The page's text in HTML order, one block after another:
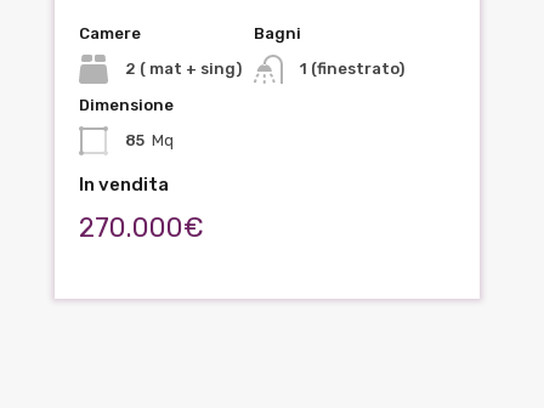
Camere
2 ( mat + sing)
Bagni
1 (finestrato)
Dimensione
85 Mq
In vendita
270.000€